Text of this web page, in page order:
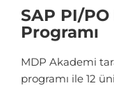
SAP PI/
Programı
MDP Akademi
programı ile 12